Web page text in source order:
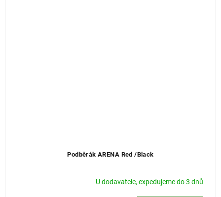
Podběrák ARENA Red /Black
U dodavatele, expedujeme do 3 dnů